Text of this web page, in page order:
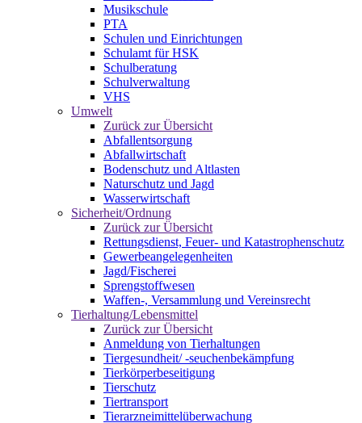
Musikschule
PTA
Schulen und Einrichtungen
Schulamt für HSK
Schulberatung
Schulverwaltung
VHS
Umwelt
Zurück zur Übersicht
Abfallentsorgung
Abfallwirtschaft
Bodenschutz und Altlasten
Naturschutz und Jagd
Wasserwirtschaft
Sicherheit/Ordnung
Zurück zur Übersicht
Rettungsdienst, Feuer- und Katastrophenschutz
Gewerbeangelegenheiten
Jagd/Fischerei
Sprengstoffwesen
Waffen-, Versammlung und Vereinsrecht
Tierhaltung/Lebensmittel
Zurück zur Übersicht
Anmeldung von Tierhaltungen
Tiergesundheit/ -seuchenbekämpfung
Tierkörperbeseitigung
Tierschutz
Tiertransport
Tierarzneimittelüberwachung